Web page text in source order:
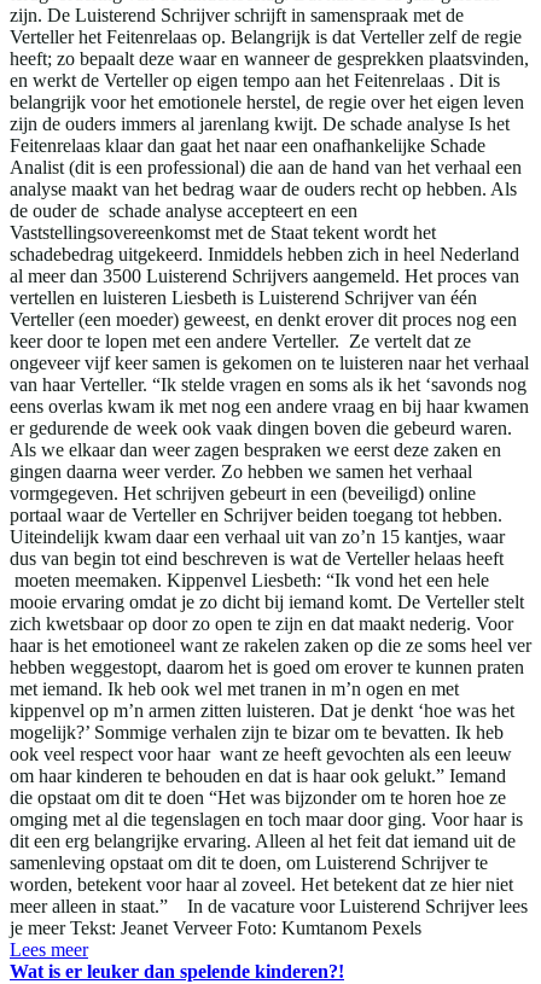
zijn. De Luisterend Schrijver schrijft in samenspraak met de
Verteller het Feitenrelaas op. Belangrijk is dat Verteller zelf de regie
heeft; zo bepaalt deze waar en wanneer de gesprekken plaatsvinden,
en werkt de Verteller op eigen tempo aan het Feitenrelaas . Dit is
belangrijk voor het emotionele herstel, de regie over het eigen leven
zijn de ouders immers al jarenlang kwijt. De schade analyse Is het
Feitenrelaas klaar dan gaat het naar een onafhankelijke Schade
Analist (dit is een professional) die aan de hand van het verhaal een
analyse maakt van het bedrag waar de ouders recht op hebben. Als
de ouder de schade analyse accepteert en een
Vaststellingsovereenkomst met de Staat tekent wordt het
schadebedrag uitgekeerd. Inmiddels hebben zich in heel Nederland
al meer dan 3500 Luisterend Schrijvers aangemeld. Het proces van
vertellen en luisteren Liesbeth is Luisterend Schrijver van één
Verteller (een moeder) geweest, en denkt erover dit proces nog een
keer door te lopen met een andere Verteller. Ze vertelt dat ze
ongeveer vijf keer samen is gekomen on te luisteren naar het verhaal
van haar Verteller. “Ik stelde vragen en soms als ik het ‘savonds nog
eens overlas kwam ik met nog een andere vraag en bij haar kwamen
er gedurende de week ook vaak dingen boven die gebeurd waren.
Als we elkaar dan weer zagen bespraken we eerst deze zaken en
gingen daarna weer verder. Zo hebben we samen het verhaal
vormgegeven. Het schrijven gebeurt in een (beveiligd) online
portaal waar de Verteller en Schrijver beiden toegang tot hebben.
Uiteindelijk kwam daar een verhaal uit van zo’n 15 kantjes, waar
dus van begin tot eind beschreven is wat de Verteller helaas heeft
moeten meemaken. Kippenvel Liesbeth: “Ik vond het een hele
mooie ervaring omdat je zo dicht bij iemand komt. De Verteller stelt
zich kwetsbaar op door zo open te zijn en dat maakt nederig. Voor
haar is het emotioneel want ze rakelen zaken op die ze soms heel ver
hebben weggestopt, daarom het is goed om erover te kunnen praten
met iemand. Ik heb ook wel met tranen in m’n ogen en met
kippenvel op m’n armen zitten luisteren. Dat je denkt ‘hoe was het
mogelijk?’ Sommige verhalen zijn te bizar om te bevatten. Ik heb
ook veel respect voor haar want ze heeft gevochten als een leeuw
om haar kinderen te behouden en dat is haar ook gelukt.” Iemand
die opstaat om dit te doen “Het was bijzonder om te horen hoe ze
omging met al die tegenslagen en toch maar door ging. Voor haar is
dit een erg belangrijke ervaring. Alleen al het feit dat iemand uit de
samenleving opstaat om dit te doen, om Luisterend Schrijver te
worden, betekent voor haar al zoveel. Het betekent dat ze hier niet
meer alleen in staat.” In de vacature voor Luisterend Schrijver lees
je meer Tekst: Jeanet Verveer Foto: Kumtanom Pexels
Lees meer
Wat is er leuker dan spelende kinderen?!